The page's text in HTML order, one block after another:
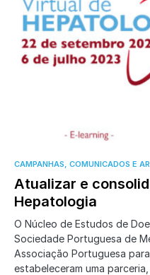
CAMPANHAS, COMUNICADOS E
Atualizar e
Hepatologia
O Núcleo de Estudos de
Sociedade Portuguesa de
Associação Portuguesa
estabeleceram uma